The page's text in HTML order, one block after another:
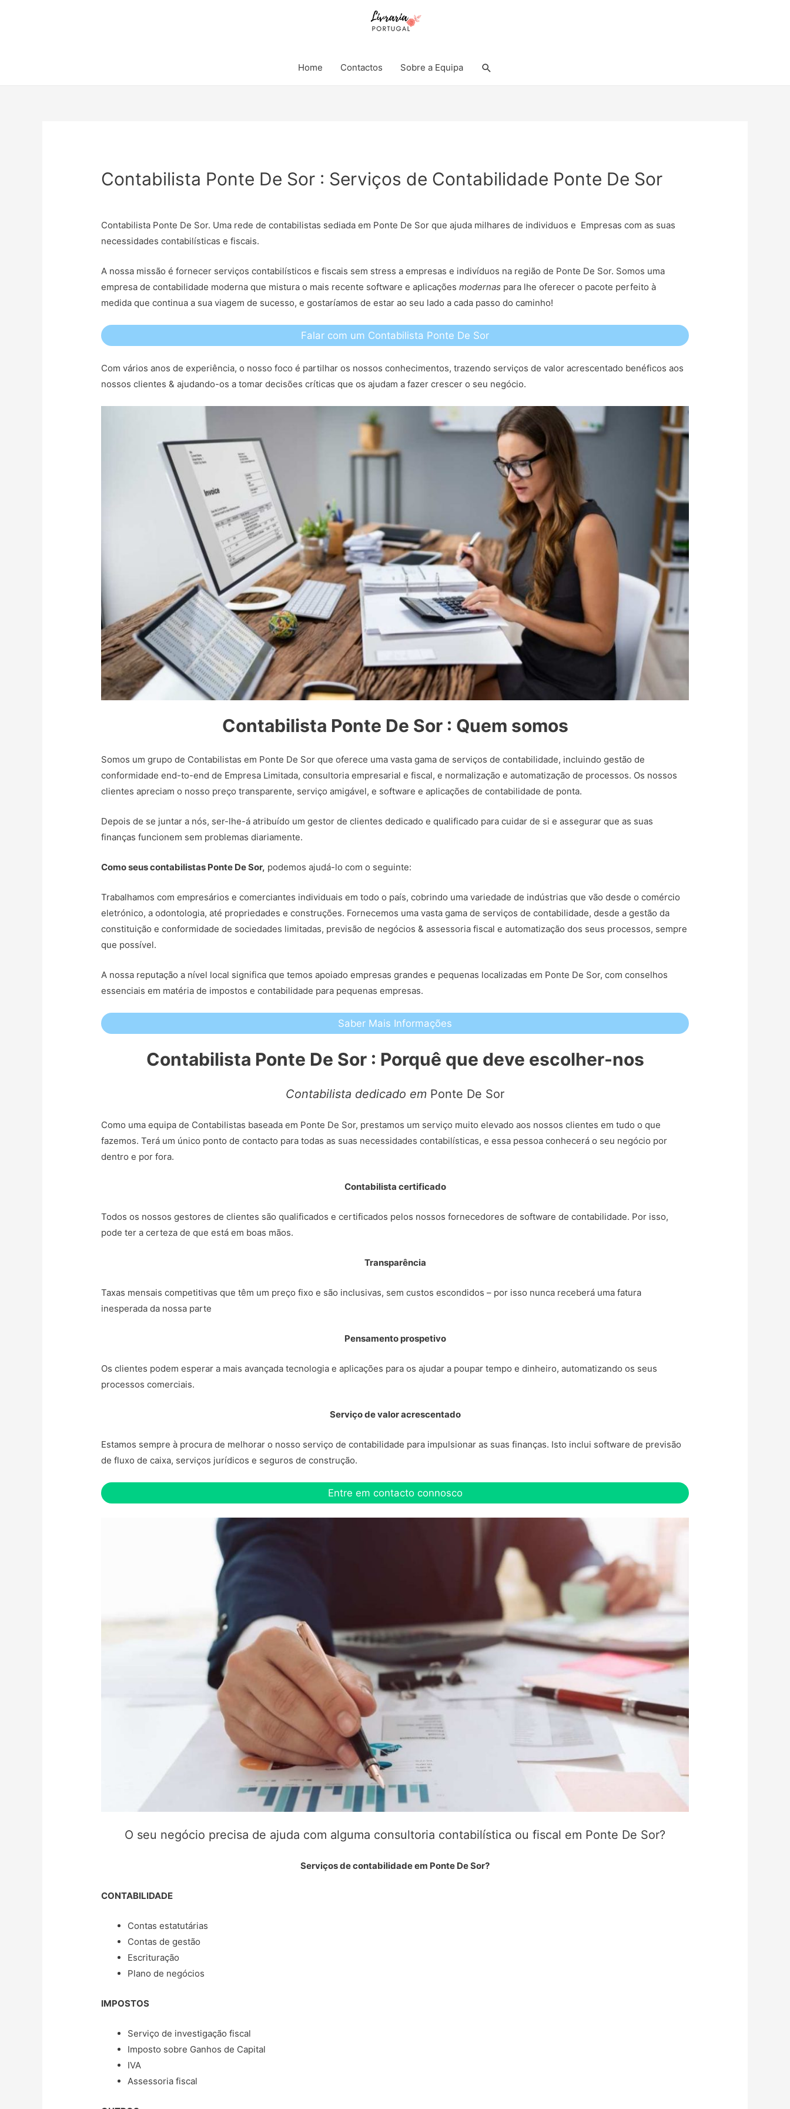
Home Contactos Sobre a Equipa Search
Contabilista Ponte De Sor : Serviços de Contabilidade Ponte De Sor
Contabilista Ponte De Sor. Uma rede de contabilistas sediada em Ponte De Sor que ajuda milhares de individuos e Empresas com as suas
necessidades contabilísticas e fiscais.
A nossa missão é fornecer serviços contabilísticos e fiscais sem stress a empresas e indivíduos na região de Ponte De Sor. Somos uma
empresa de contabilidade moderna que mistura o mais recente software e aplicaçõesmodernas para lhe oferecer o pacote perfeito à
medida que continua a sua viagem de sucesso, e gostaríamos de estar ao seu lado a cada passo do caminho!
Falar com um Contabilista Ponte De Sor
Com vários anos de experiência, o nosso foco é partilhar os nossos conhecimentos, trazendo serviços de valor acrescentado benéficos aos
nossos clientes & ajudando-os a tomar decisões críticas que os ajudam a fazer crescer o seu negócio.
Contabilista Ponte De Sor : Quem somos
Somos um grupo de Contabilistas em Ponte De Sor que oferece uma vasta gama de serviços de contabilidade, incluindo gestão de
conformidade end-to-end de Empresa Limitada, consultoria empresarial e fiscal, e normalização e automatização de processos. Os nossos
clientes apreciam o nosso preço transparente, serviço amigável, e software e aplicações de contabilidade de ponta.
Depois de se juntar a nós, ser-lhe-á atribuído um gestor de clientes dedicado e qualificado para cuidar de si e assegurar que as suas
finanças funcionem sem problemas diariamente.
Como seus contabilistas Ponte De Sor, podemos ajudá-lo com o seguinte:
Trabalhamos com empresários e comerciantes individuais em todo o país, cobrindo uma variedade de indústrias que vão desde o comércio
eletrónico, a odontologia, até propriedades e construções. Fornecemos uma vasta gama de serviços de contabilidade, desde a gestão da
constituição e conformidade de sociedades limitadas, previsão de negócios & assessoria fiscal e automatização dos seus processos, sempre
que possível.
A nossa reputação a nível local significa que temos apoiado empresas grandes e pequenas localizadas em Ponte De Sor, com conselhos
essenciais em matéria de impostos e contabilidade para pequenas empresas.
Saber Mais Informações
Contabilista Ponte De Sor : Porquê que deve escolher-nos
Contabilista dedicado em Ponte De Sor
Como uma equipa de Contabilistas baseada em Ponte De Sor, prestamos um serviço muito elevado aos nossos clientes em tudo o que
fazemos. Terá um único ponto de contacto para todas as suas necessidades contabilísticas, e essa pessoa conhecerá o seu negócio por
dentro e por fora.
Contabilista certificado
Todos os nossos gestores de clientes são qualificados e certificados pelos nossos fornecedores de software de contabilidade. Por isso,
pode ter a certeza de que está em boas mãos.
Transparência
Taxas mensais competitivas que têm um preço fixo e são inclusivas, sem custos escondidos – por isso nunca receberá uma fatura
inesperada da nossa parte
Pensamento prospetivo
Os clientes podem esperar a mais avançada tecnologia e aplicações para os ajudar a poupar tempo e dinheiro, automatizando os seus
processos comerciais.
Serviço de valor acrescentado
Estamos sempre à procura de melhorar o nosso serviço de contabilidade para impulsionar as suas finanças. Isto inclui software de previsão
de fluxo de caixa, serviços jurídicos e seguros de construção.
Entre em contacto connosco
O seu negócio precisa de ajuda com alguma consultoria contabilística ou fiscal em Ponte De Sor?
Serviços de contabilidade em Ponte De Sor?
CONTABILIDADE
Contas estatutárias
Contas de gestão
Escrituração
Plano de negócios
IMPOSTOS
Serviço de investigação fiscal
Imposto sobre Ganhos de Capital
IVA
Assessoria fiscal